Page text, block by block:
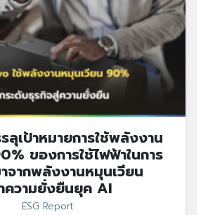
ลุเป้าหมายการใช้พลังงาน
ของการใช้ไฟฟ้าในการ
จากพลังงานหมุนเวียน
ความยั่งยืนยุค AI
ESG Report